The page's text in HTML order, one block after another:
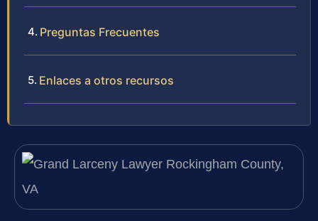
Preguntas Frecuentes
Enlaces a otros recursos